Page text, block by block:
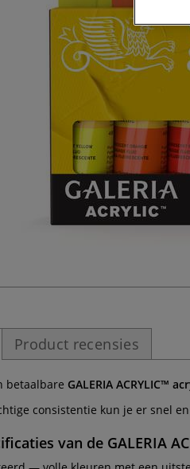
Product recensies
betaalbare GALERIA ACRYLIC™
consistentie kun je er snel
van de GALERIA